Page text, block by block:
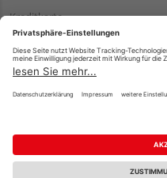
Kreditkarte
Rechnung*
*Bonität vorausgesetzt
Impressum Datenschutz
Vertrag widerrufen